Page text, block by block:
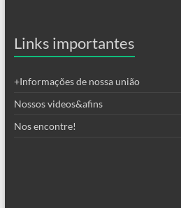
Links importantes
+Informações de nossa união
Nossos videos&afins
Nos encontre!